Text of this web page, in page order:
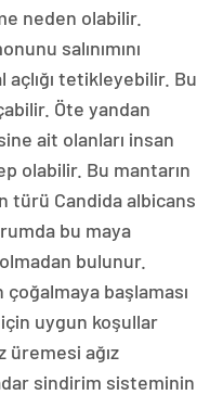
neden olabilir.
salınımını
tetikleyebilir. Bu
Öte yandan
ait olanları insan
olabilir. Bu mantarın
türü Candida albicans
bu maya
bulunur.
çoğalmaya başlaması
için uygun koşullar
üremesi ağız
sindirim sisteminin